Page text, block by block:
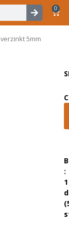
0
5mm
:
1